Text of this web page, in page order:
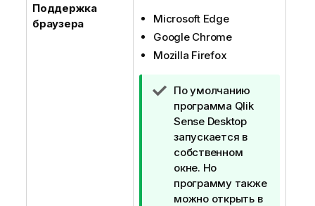
Поддержка
браузера
Microsoft Edge
Google Chrome
Mozilla Firefox
П
р
и
м
е
ч
а
н
По умолчанию
программа Qlik
Sense Desktop
запускается в
собственном
окне. Но
программу также
можно открыть в